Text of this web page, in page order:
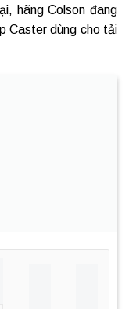
hãng Colson đang
Caster dùng cho tải